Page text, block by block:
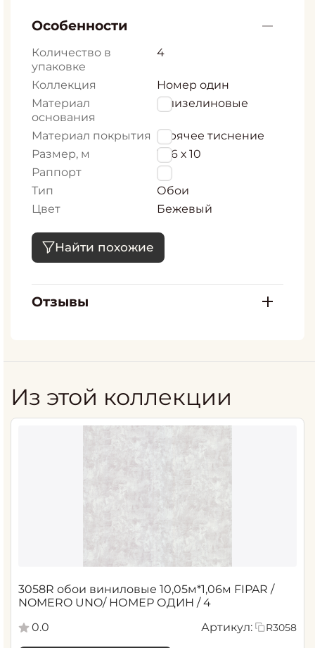
Особенности
Количество в
упаковке
4
Коллекция
Номер один
Материал
основания
Флизелиновые
Материал покрытия Горячее тиснение
Размер, м
1,06 х 10
Раппорт
0
Тип
Обои
Цвет
Бежевый
Найти похожие
Отзывы
Из этой коллекции
3058R обои виниловые 10,05м*1,06м FIPAR /
NOMERO UNO/ НОМЕР ОДИН / 4
0.0
Артикул: R3058